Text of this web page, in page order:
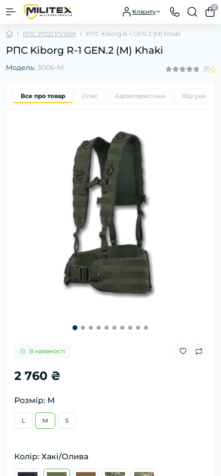
Клієнту
0
РПС РОЗГРУЗКИ РПС Kiborg R-1 GEN.2 (M) Khaki
РПС Kiborg R-1 GEN.2 (M) Khaki
Модель: 3006-M 0
Все про товар Опис Характеристики Відгуки
В наявності
2 760 ₴
Розмір: M
L M S
Колір: Хакі/Олива